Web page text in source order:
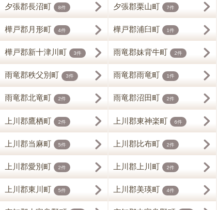
夕張郡長沼町 8件 夕張郡栗山町 7件
樺戸郡月形町 4件 樺戸郡浦臼町 1件
樺戸郡新十津川町 3件 雨竜郡妹背牛町 2件
雨竜郡秩父別町 3件 雨竜郡雨竜町 1件
雨竜郡北竜町 2件 雨竜郡沼田町 2件
上川郡鷹栖町 2件 上川郡東神楽町 6件
上川郡当麻町 5件 上川郡比布町 2件
上川郡愛別町 2件 上川郡上川町 2件
上川郡東川町 5件 上川郡美瑛町 4件